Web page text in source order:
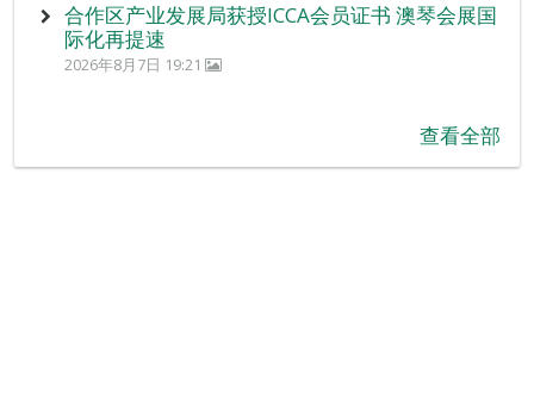
合作区产业发展局获授ICCA会员证书 澳琴会展国
际化再提速
2026年8月7日 19:21
查看全部